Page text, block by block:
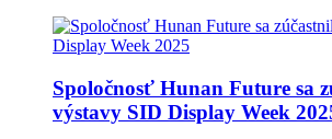
Spoločnosť Hunan Future sa
výstavy SID Display Week